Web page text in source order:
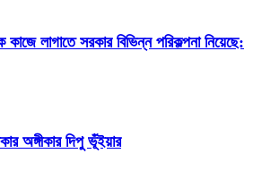
লাগাতে সরকার বিভিন্ন পরিকল্পনা নিয়েছে:
অঙ্গীকার দিপু ভূঁইয়ার